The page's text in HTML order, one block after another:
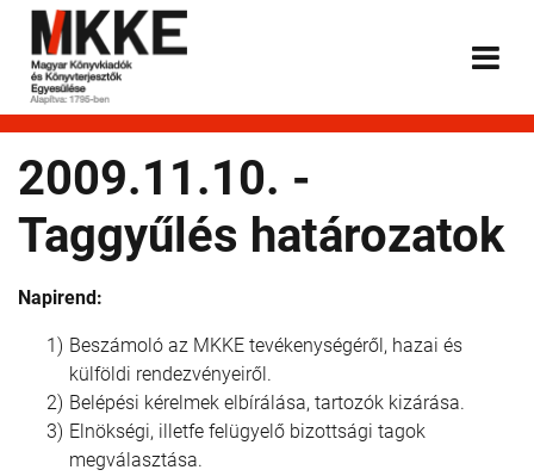
2009.11.10. -
Taggyűlés határozatok
Napirend:
Beszámoló az MKKE tevékenységéről, hazai és
külföldi rendezvényeiről.
Belépési kérelmek elbírálása, tartozók kizárása.
Elnökségi, illetfe felügyelő bizottsági tagok
megválasztása.